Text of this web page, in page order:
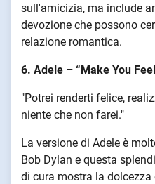
sull'amicizia, ma include
devozione che possono
relazione romantica.
6. Adele – “Make You
"Potrei renderti felice,
niente che non farei."
La versione di Adele è
Bob Dylan e questa
di cura mostra la